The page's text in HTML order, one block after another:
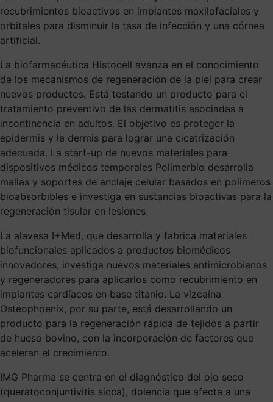
recubrimientos bioactivos en implantes maxilofaciales y
orbitales para disminuir la tasa de infección y una córnea
artificial.
La biofarmacéutica Histocell avanza en el conocimiento
de los mecanismos de regeneración de la piel para crear
nuevos productos. Está testando un producto para el
tratamiento preventivo de las dermatitis asociadas a
incontinencia en adultos. El objetivo es proteger la
epidermis y la dermis para lograr una cicatrización
adecuada. La start-up de nuevos materiales para
dispositivos médicos temporales Polimerbio desarrolla
mallas y soportes de anclaje celular basados en polímeros
bioabsorbibles e investiga en sustancias bioactivas para la
regeneración tisular en lesiones.
La alavesa I+Med, que desarrolla y fabrica materiales
biofuncionales aplicados a productos biomédicos
innovadores, investiga nuevos materiales antimicrobianos
y regeneradores para aplicarlos como recubrimiento en
implantes cardíacos en base titanio. La vizcaína
Osteophoenix, por su parte, está desarrollando un
producto para la regeneración rápida de tejidos a partir
de hueso bovino, con la incorporación de factores que
aceleran el crecimiento.
IMG Pharma se centra en el diagnóstico del ojo seco
(queratoconjuntivitis sicca), dolencia que afecta a una